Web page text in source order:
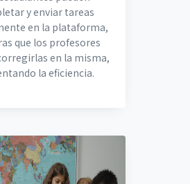
y enviar tareas
en la plataforma,
que los profesores
en la misma,
la eficiencia.